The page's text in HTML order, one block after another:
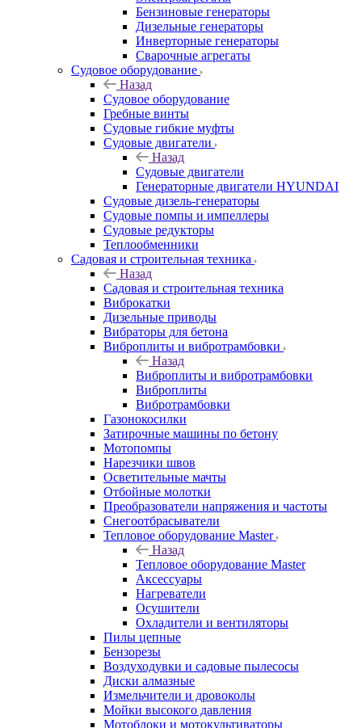
Бензиновые генераторы
Дизельные генераторы
Инверторные генераторы
Сварочные агрегаты
Судовое оборудование
Назад
Судовое оборудование
Гребные винты
Судовые гибкие муфты
Судовые двигатели
Назад
Судовые двигатели
Генераторные двигатели HYUNDAI
Судовые дизель-генераторы
Судовые помпы и импеллеры
Судовые редукторы
Теплообменники
Садовая и строительная техника
Назад
Садовая и строительная техника
Виброкатки
Дизельные приводы
Вибраторы для бетона
Виброплиты и вибротрамбовки
Назад
Виброплиты и вибротрамбовки
Виброплиты
Вибротрамбовки
Газонокосилки
Затирочные машины по бетону
Мотопомпы
Нарезчики швов
Осветительные мачты
Отбойные молотки
Преобразователи напряжения и частоты
Снегоотбрасыватели
Тепловое оборудование Master
Назад
Тепловое оборудование Master
Аксессуары
Нагреватели
Осушители
Охладители и вентиляторы
Пилы цепные
Бензорезы
Воздуходувки и садовые пылесосы
Диски алмазные
Измельчители и дровоколы
Мойки высокого давления
Мотоблоки и мотокультиваторы